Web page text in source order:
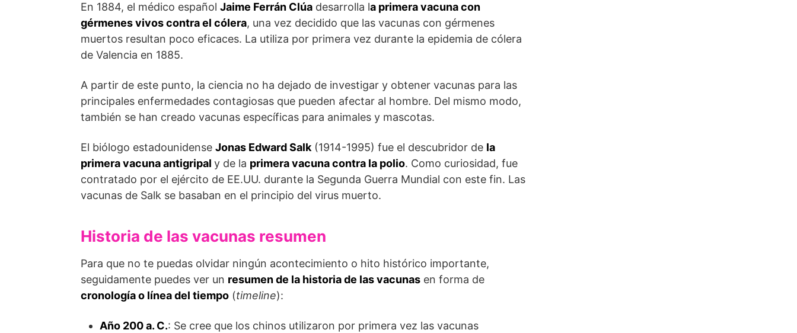
En 1884, el médico español Jaime Ferrán Clúa desarrolla la primera vacuna con
gérmenes vivos contra el cólera, una vez decidido que las vacunas con gérmenes
muertos resultan poco eficaces. La utiliza por primera vez durante la epidemia de cólera
de Valencia en 1885.
A partir de este punto, la ciencia no ha dejado de investigar y obtener vacunas para las
principales enfermedades contagiosas que pueden afectar al hombre. Del mismo modo,
también se han creado vacunas específicas para animales y mascotas.
El biólogo estadounidense Jonas Edward Salk(1914-1995) fue el descubridor de la
prime­ra vacuna antigripal y de la primera vacuna contra la polio. Como curiosidad, fue
contrata­do por el ejército de EE.UU. durante la Segunda Guerra Mundial con este fin. Las
vacunas de Salk se basaban en el principio del virus muerto.
Historia de las vacunas resumen
Para que no te puedas olvidar ningún acontecimiento o hito histórico importante,
seguidamente puedes ver un resumen de la historia de las vacunas en forma de
cronología o línea del tiempo (timeline):
Año 200 a. C.: Se cree que los chinos utilizaron por primera vez las vacunas